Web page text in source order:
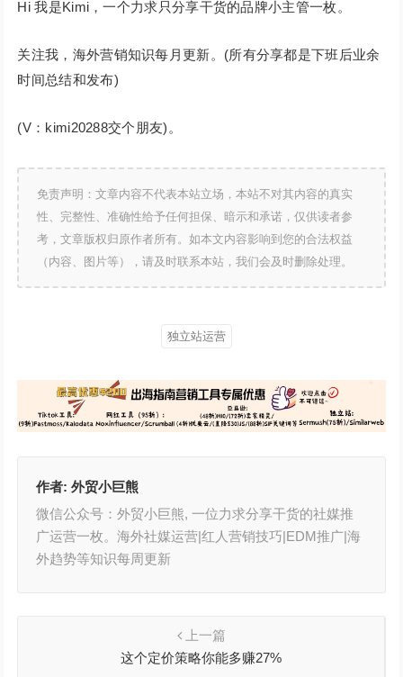
Hi 我是Kimi，一个力求只分享干货的品牌小主管一枚。
关注我，海外营销知识每月更新。(所有分享都是下班后业余
时间总结和发布)
(V：kimi20288交个朋友)。
免责声明：文章内容不代表本站立场，本站不对其内容的真实
性、完整性、准确性给予任何担保、暗示和承诺，仅供读者参
考，文章版权归原作者所有。如本文内容影响到您的合法权益
（内容、图片等），请及时联系本站，我们会及时删除处理。
独立站运营
作者:外贸小巨熊
微信公众号：外贸小巨熊, 一位力求分享干货的社媒推
广运营一枚。海外社媒运营|红人营销技巧|EDM推广|海
外趋势等知识每周更新
上一篇
这个定价策略你能多赚27%